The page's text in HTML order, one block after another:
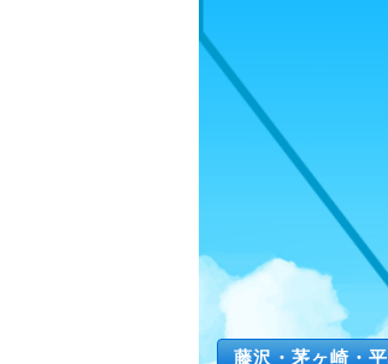
藤沢・茅ヶ崎・